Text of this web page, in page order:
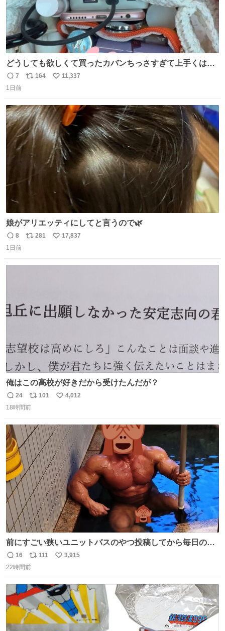
どうしても欲しくて買ったカバンちっさすぎて上手くはめ
ないと荷物入らん。女のカバンってなんでこんなちっさい
の
返
信
7
リ
ト
数
164
い
数
11,337
1日前
娘がアリエッティにしてと言うので🌿
返
信
8
リ
281
い
17,837
1日前
俺はこの高校が好きだから受けたんだが？
返
信
24
リ
ポ
ト
数
101
い
数
4,012
18時間前
前にすごい狭いユニットバスのやつ投稿してから毎日のよ
うに温泉とかに連れてってもらってる。SNS効果凄い。俺
は幸せもんです・・・いつもありがとうございます🫡
返
信
16
リ
ポ
ト
数
111
い
数
3,915
22時間前